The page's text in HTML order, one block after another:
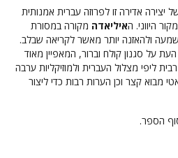
יצירה אדירה זו לפרוזה עברית אמנותית
היווני. האיליאדה מקורה במסורת
ולהאזנה יותר מאשר לקריאה שבלב.
על סגנון קולח וברור, המאפיין מאוד
ליפי מצלול העברית ולמוזיקליות ערבה
מבוא קצר וכן הערות רבות כדי ליצור
הספר.